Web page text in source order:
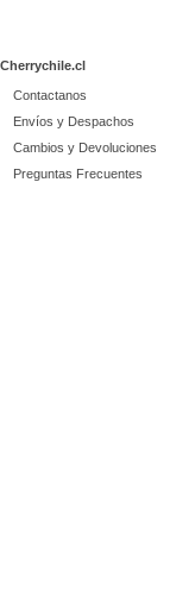
Cherrychile.cl
Contactanos
Envíos y Despachos
Cambios y Devoluciones
Preguntas Frecuentes